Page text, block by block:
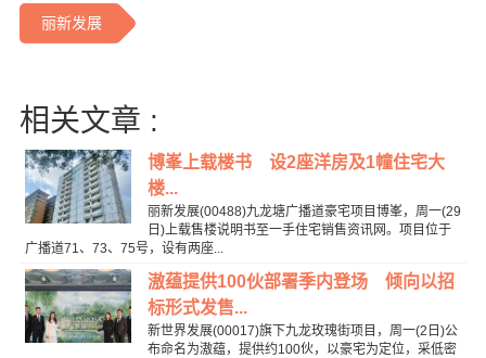
丽新发展
相关文章 :
博峯上载楼书 设2座洋房及1幢住宅大
楼...
丽新发展(00488)九龙塘广播道豪宅项目博峯，周一(29
日)上载售楼说明书至一手住宅销售资讯网。项目位于
广播道71、73、75号，设有两座...
滶蕴提供100伙部署季内登场 倾向以招
标形式发售...
新世界发展(00017)旗下九龙玫瑰街项目，周一(2日)公
布命名为滶蕴，提供约100伙，以豪宅为定位，采低密